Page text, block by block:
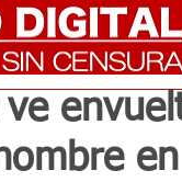
ve